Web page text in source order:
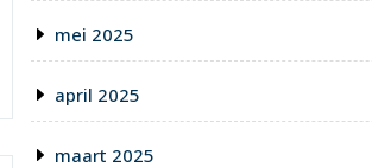
mei 2025
april 2025
maart 2025